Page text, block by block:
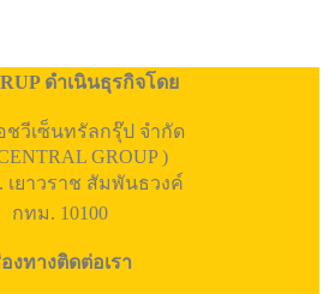
ดำเนินธุรกิจโดย
ชวีเซ็นทรัลกรุ๊ป จำกัด
GROUP )
เยาวราช สัมพันธวงค์
กทม. 10100
งทางติดต่อเรา